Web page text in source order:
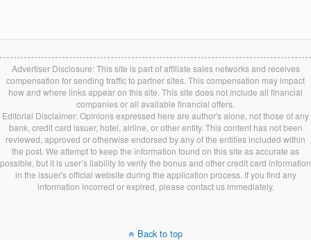
Advertiser Disclosure: This site is part of affiliate sales networks and receives
compensation for sending traffic to partner sites. This compensation may impact
how and where links appear on this site. This site does not include all financial
companies or all available financial offers.
Editorial Disclaimer: Opinions expressed here are author's alone, not those of any
bank, credit card issuer, hotel, airline, or other entity. This content has not been
reviewed, approved or otherwise endorsed by any of the entities included within
the post. We attempt to keep the information found on this site as accurate as
possible, but it is user’s liability to verify the bonus and other credit card information
in the issuer's official website during the application process. If you find any
information incorrect or expired, please contact us immediately.
Back to top